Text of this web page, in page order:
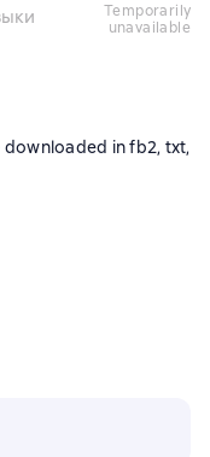
temporarily
unavailable
downloaded in fb2, txt,